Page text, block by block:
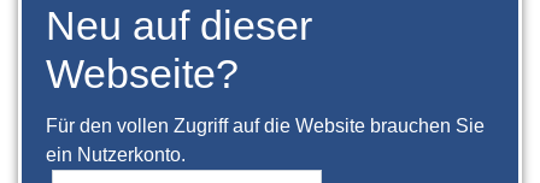
Neu auf dieser
Webseite?
Für den vollen Zugriff auf die Website brauchen Sie
ein Nutzerkonto.